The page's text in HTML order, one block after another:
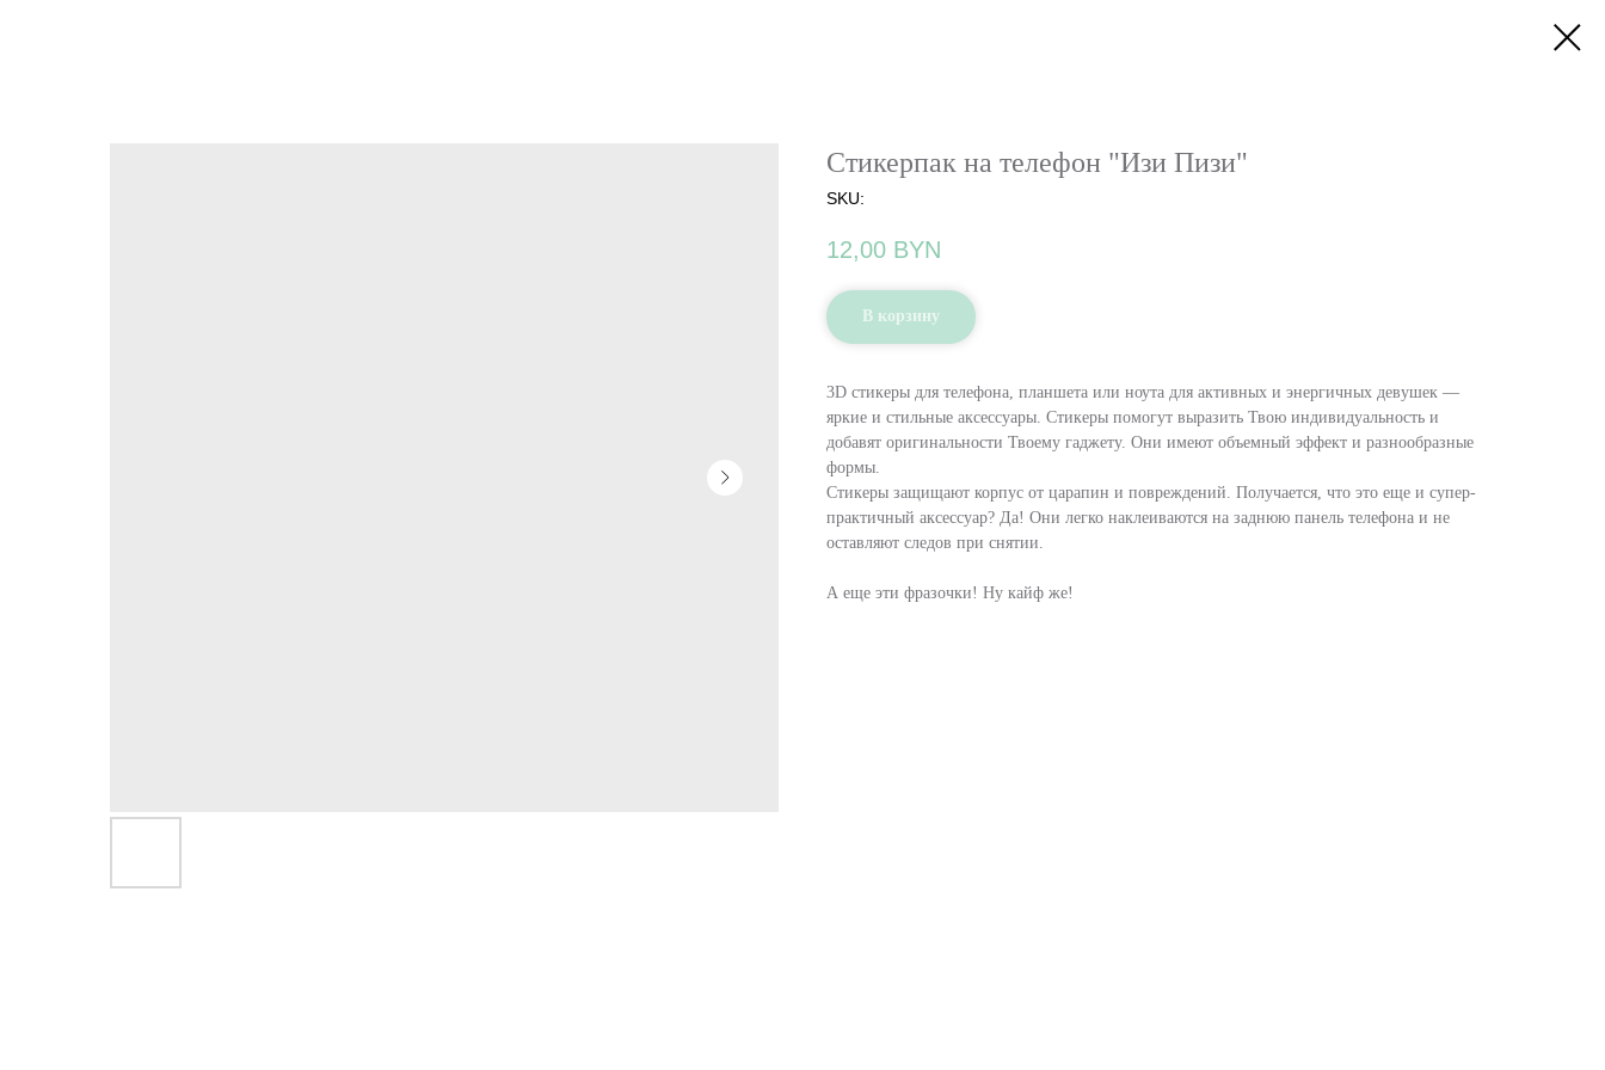
Стикерпак на телефон "Изи Пизи"
SKU:
12,00 BYN
В корзину
3D стикеры для телефона, планшета или ноута для активных и энергичных девушек —
яркие и стильные аксессуары. Стикеры помогут выразить Твою индивидуальность и
добавят оригинальности Твоему гаджету. Они имеют объемный эффект и разнообразные
формы.
Стикеры защищают корпус от царапин и повреждений. Получается, что это еще и супер-
практичный аксессуар? Да! Они легко наклеиваются на заднюю панель телефона и не
оставляют следов при снятии.
А еще эти фразочки! Ну кайф же!